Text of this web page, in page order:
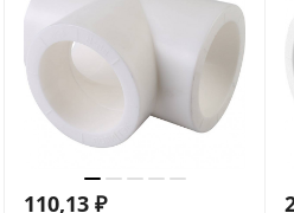
110,13 ₽